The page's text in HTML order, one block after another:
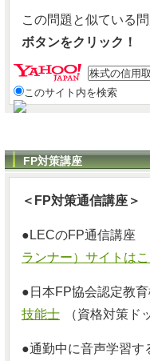
この問題と似ている
ボタンをクリック！
このサイト内を検索
FP対策講座
＜FP対策通信講座＞
●LECのFP通信講
ランナー）サイトは
●日本FP協会認定
技能士
（資格対策ド
●通勤中に音声学習